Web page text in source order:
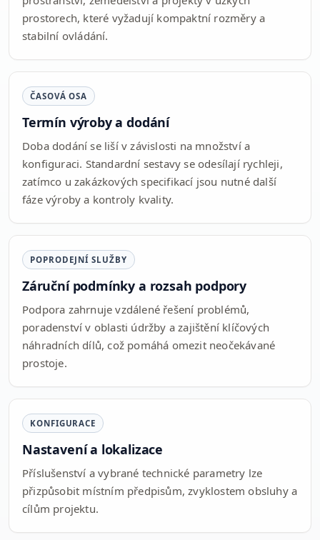
prostorech, které vyžadují kompaktní rozměry a
stabilní ovládání.
ČASOVÁ OSA
Termín výroby a dodání
Doba dodání se liší v závislosti na množství a
konfiguraci. Standardní sestavy se odesílají rychleji,
zatímco u zakázkových specifikací jsou nutné další
fáze výroby a kontroly kvality.
POPRODEJNÍ SLUŽBY
Záruční podmínky a rozsah podpory
Podpora zahrnuje vzdálené řešení problémů,
poradenství v oblasti údržby a zajištění klíčových
náhradních dílů, což pomáhá omezit neočekávané
prostoje.
KONFIGURACE
Nastavení a lokalizace
Příslušenství a vybrané technické parametry lze
přizpůsobit místním předpisům, zvyklostem obsluhy a
cílům projektu.